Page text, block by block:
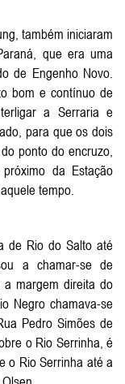
também iniciaram
que era uma
de Engenho Novo.
bom e contínuo de
a Serraria e
para que os dois
ponto do encruzo,
da Estação
tempo.
Rio do Salto até
a chamar-se de
margem direita do
Negro chamava-se
Pedro Simões de
o Rio Serrinha, é
o Rio Serrinha até a